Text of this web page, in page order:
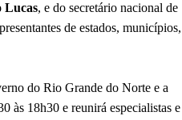
Lucas, e do secretário nacional de
de estados, municípios,
do Rio Grande do Norte e a
às 18h30 e reunirá especialistas e